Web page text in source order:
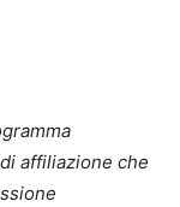
affiliazione che